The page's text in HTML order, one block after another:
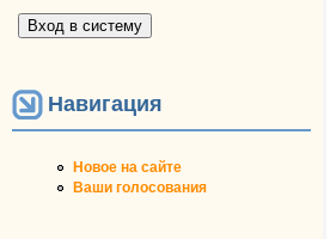
Навигация
Новое на сайте
Ваши голосования